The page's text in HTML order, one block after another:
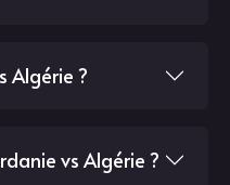
Algérie ?
vs Algérie ?